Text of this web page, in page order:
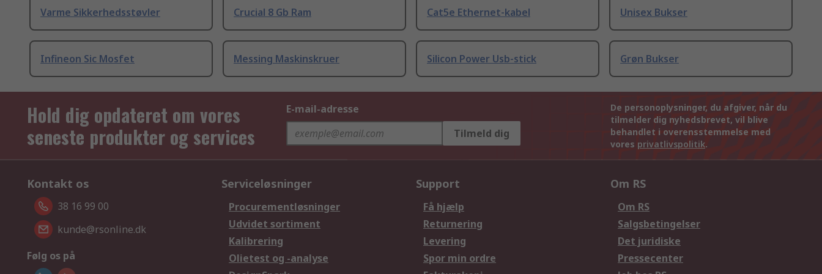
Varme Sikkerhedsstøvler Crucial 8 Gb Ram Cat5e Ethernet-kabel Unisex Bukser
Infineon Sic Mosfet Messing Maskinskruer Silicon Power Usb-stick Grøn Bukser
Hold dig opdateret om vores
seneste produkter og services
E-mail-adresse
Tilmeld dig
De personoplysninger, du afgiver, når du
tilmelder dig nyhedsbrevet, vil blive
behandlet i overensstemmelse med
vores privatlivspolitik.
Kontakt os
38 16 99 00
kunde@rsonline.dk
Følg os på
Serviceløsninger
Procurementløsninger
Udvidet sortiment
Kalibrering
Olietest og -analyse
Support
Få hjælp
Returnering
Levering
Spor min ordre
Om RS
Om RS
Salgsbetingelser
Det juridiske
Pressecenter